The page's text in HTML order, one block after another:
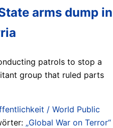
arms dump in
patrols to stop a
group that ruled parts
/ World Public
„Global War on Terror“